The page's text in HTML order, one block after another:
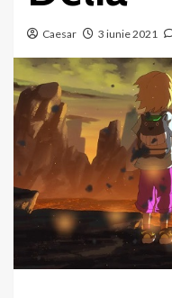
Caesar 3 iunie 2021